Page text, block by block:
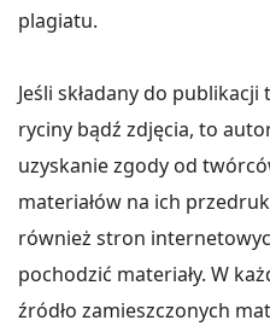
plagiatu.
Jeśli składany do
ryciny bądź zdjęcia, to
uzyskanie zgody od
materiałów na ich
również stron
pochodzić materiały. W
źródło zamieszczonych